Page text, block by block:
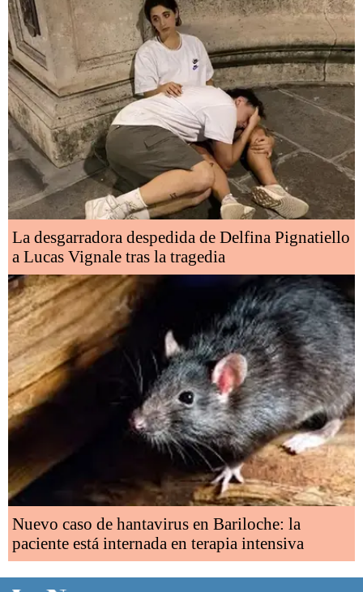
La desgarradora despedida de Delfina Pignatiello
a Lucas Vignale tras la tragedia
Nuevo caso de hantavirus en Bariloche: la
paciente está internada en terapia intensiva